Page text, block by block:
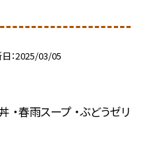
2025/03/05
・春雨スープ ・ぶどうゼリ